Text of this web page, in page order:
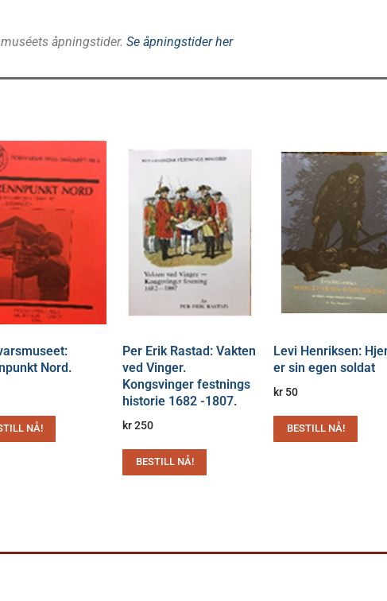
åpningstider. Se åpningstider her
Nord.
NÅ!
Per Erik Rastad: Vakten
ved Vinger.
Kongsvinger festnings
historie 1682 -1807.
kr250
BESTILL NÅ!
Levi Henriksen:
er sin egen soldat
kr 50
BESTILL NÅ!